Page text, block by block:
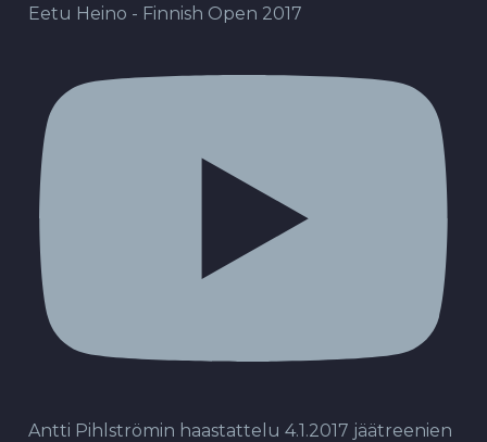
Eetu Heino - Finnish Open 2017
Antti Pihlströmin haastattelu 4.1.2017 jäätreenien